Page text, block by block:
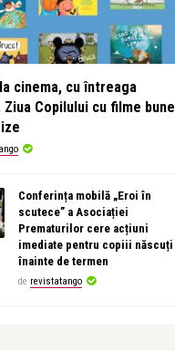
cinema, cu întreaga
Copilului cu filme bune
Conferința mobilă „Eroi în
scutece” a Asociației
Prematurilor cere acțiuni
imediate pentru copiii născuți
înainte de termen
de revistatango